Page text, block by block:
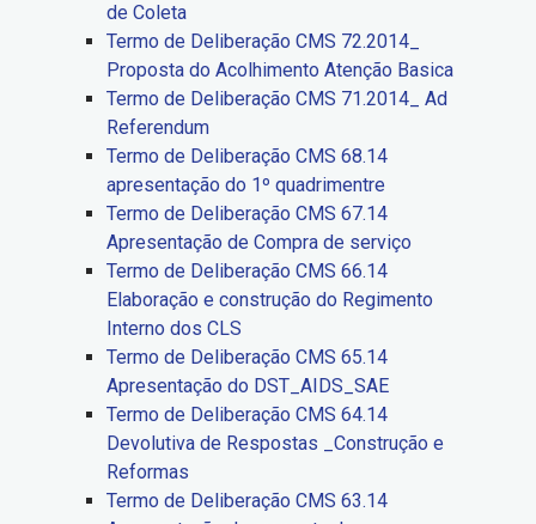
de Coleta
Termo de Deliberação CMS 72.2014_
Proposta do Acolhimento Atenção Basica
Termo de Deliberação CMS 71.2014_ Ad
Referendum
Termo de Deliberação CMS 68.14
apresentação do 1º quadrimentre
Termo de Deliberação CMS 67.14
Apresentação de Compra de serviço
Termo de Deliberação CMS 66.14
Elaboração e construção do Regimento
Interno dos CLS
Termo de Deliberação CMS 65.14
Apresentação do DST_AIDS_SAE
Termo de Deliberação CMS 64.14
Devolutiva de Respostas _Construção e
Reformas
Termo de Deliberação CMS 63.14